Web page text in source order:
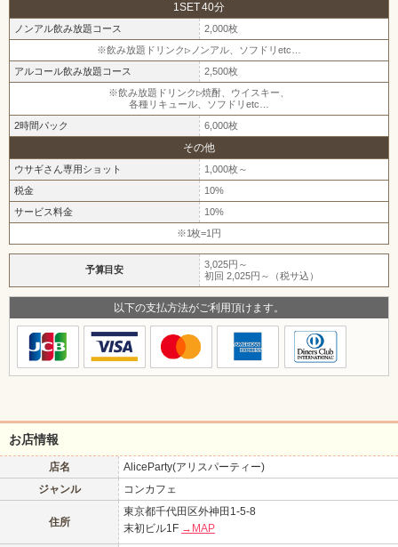
1SET 40分
ノンアル飲み放題コース
2,000枚
※飲み放題ドリンク▷ノンアル、ソフドリetc…
アルコール飲み放題コース
2,500枚
※飲み放題ドリンク▷焼酎、ウイスキー、
各種リキュール、ソフドリetc…
2時間パック
6,000枚
その他
ウサギさん専用ショット
1,000枚～
税金
10%
サービス料金
10%
※1枚=1円
予算目安
3,025円～
初回 2,025円～（税サ込）
以下の支払方法がご利用頂けます。
お店情報
店名
AliceParty(アリスパーティー)
ジャンル
コンカフェ
住所
東京都千代田区外神田1-5-8
末初ビル1F →MAP